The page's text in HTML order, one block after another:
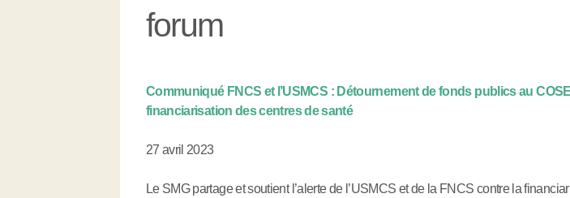
forum
Communiqué FNCS et l’USMCS : Détournement de fonds publics au
financiarisation des centres de santé
27 avril 2023
Le SMG partage et soutient l’alerte de l’USMCS et de la FNCS contre la